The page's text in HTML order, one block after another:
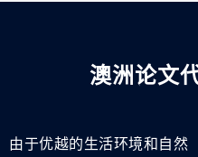
澳洲论文
由于优越的生活环境和自然